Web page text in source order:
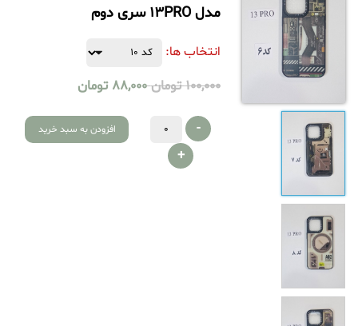
مدل 13PRO سری دوم
انتخاب ها:
100,000 تومان 88,000 تومان
-
+
افزودن به سبد خرید